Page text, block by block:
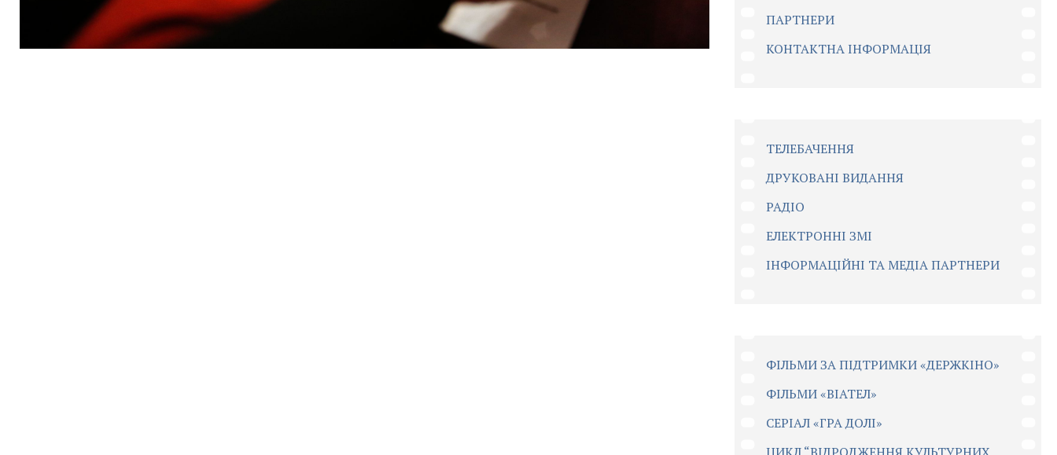
ПАРТНЕРИ
КОНТАКТНА ІНФОРМАЦІЯ
ТЕЛЕБАЧЕННЯ
ДРУКОВАНІ ВИДАННЯ
РАДІО
ЕЛЕКТРОННІ ЗМІ
ІНФОРМАЦІЙНІ ТА МЕДІА ПАРТНЕРИ
ФІЛЬМИ ЗА ПІДТРИМКИ «ДЕРЖКІНО»
ФІЛЬМИ «ВІАТЕЛ»
СЕРІАЛ «ГРА ДОЛІ»